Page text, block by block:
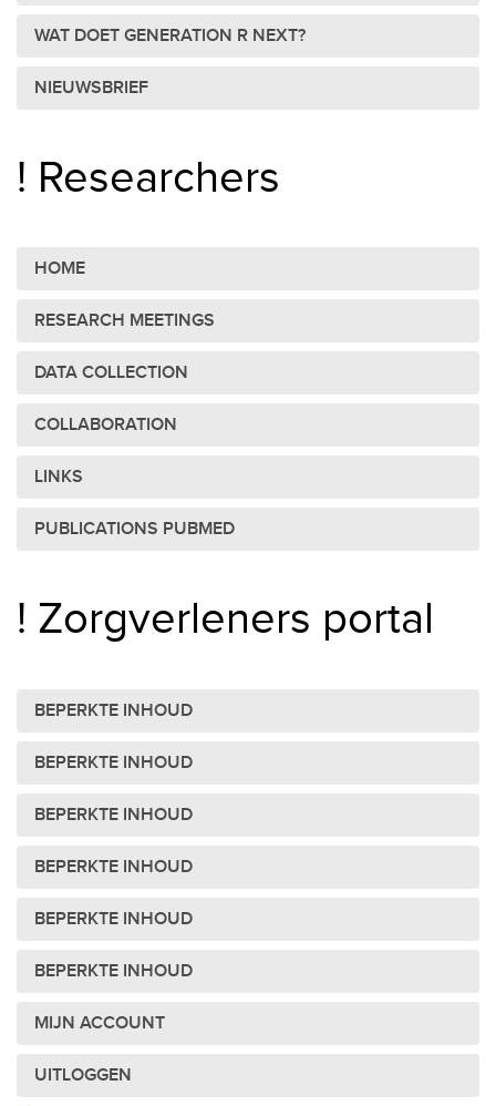
WAT DOET GENERATION R NEXT?
NIEUWSBRIEF
! Researchers
HOME
RESEARCH MEETINGS
DATA COLLECTION
COLLABORATION
LINKS
PUBLICATIONS PUBMED
! Zorgverleners portal
BEPERKTE INHOUD
BEPERKTE INHOUD
BEPERKTE INHOUD
BEPERKTE INHOUD
BEPERKTE INHOUD
BEPERKTE INHOUD
MIJN ACCOUNT
UITLOGGEN